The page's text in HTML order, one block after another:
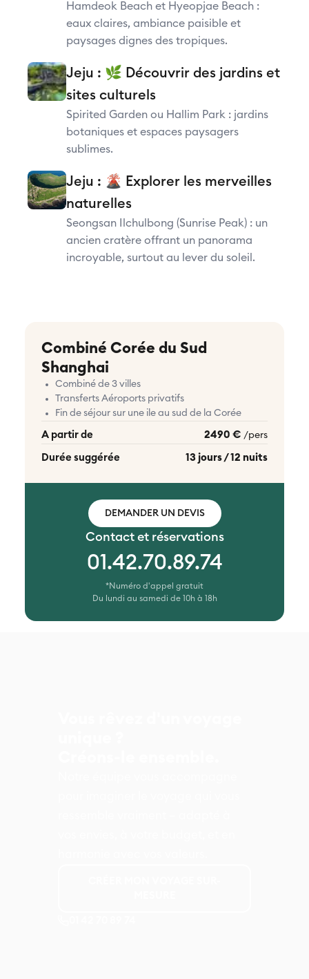
Hamdeok Beach et Hyeopjae Beach :
eaux claires, ambiance paisible et
paysages dignes des tropiques.
Jeju : 🌿 Découvrir des jardins et
sites culturels
Spirited Garden ou Hallim Park : jardins
botaniques et espaces paysagers
sublimes.
Jeju : 🌋 Explorer les merveilles
naturelles
Seongsan Ilchulbong (Sunrise Peak) : un
ancien cratère offrant un panorama
incroyable, surtout au lever du soleil.
Combiné Corée du Sud
Shanghai
Combiné de 3 villes
Transferts Aéroports privatifs
Fin de séjour sur une ile au sud de la Corée
A partir de 2490 € /pers
Durée suggérée 13 jours / 12 nuits
DEMANDER UN DEVIS
Contact et réservations
01.42.70.89.74
*Numéro d'appel gratuit
Du lundi au samedi de 10h à 18h